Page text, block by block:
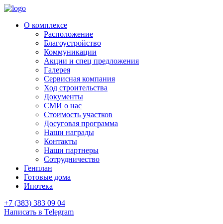
О комплексе
Расположение
Благоустройство
Коммуникации
Акции и спец предложения
Галерея
Сервисная компания
Ход строительства
Документы
СМИ о нас
Стоимость участков
Досуговая программа
Наши награды
Контакты
Наши партнеры
Сотрудничество
Генплан
Готовые дома
Ипотека
+7 (383) 383 09 04
Написать в Telegram